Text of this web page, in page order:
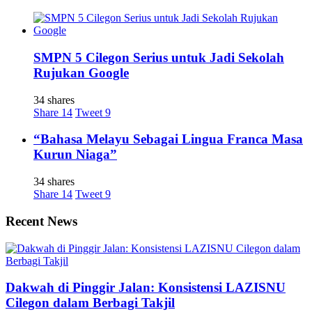
SMPN 5 Cilegon Serius untuk Jadi Sekolah
Rujukan Google
34 shares
Share 14 Tweet 9
“Bahasa Melayu Sebagai Lingua Franca Masa
Kurun Niaga”
34 shares
Share 14 Tweet 9
Recent News
Dakwah di Pinggir Jalan: Konsistensi LAZISNU
Cilegon dalam Berbagi Takjil